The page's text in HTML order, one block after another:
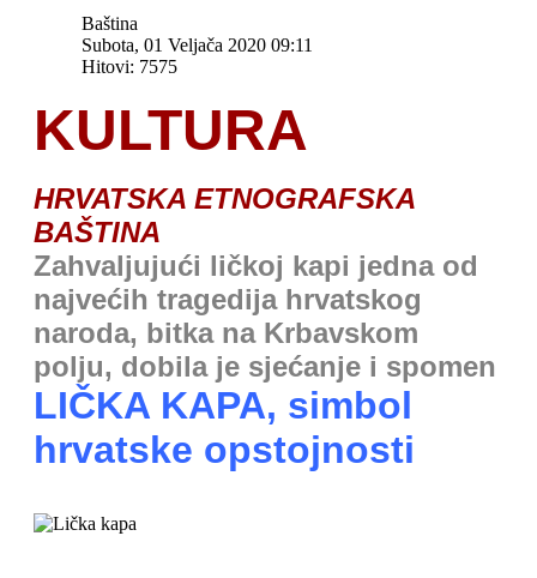
Baština
Subota, 01 Veljača 2020 09:11
Hitovi: 7575
KULTURA
HRVATSKA ETNOGRAFSKA
BAŠTINA
Zahvaljujući ličkoj kapi jedna od
najvećih tragedija hrvatskog
naroda, bitka na Krbavskom
polju, dobila je sjećanje i spomen
LIČKA KAPA, simbol
hrvatske opstojnosti